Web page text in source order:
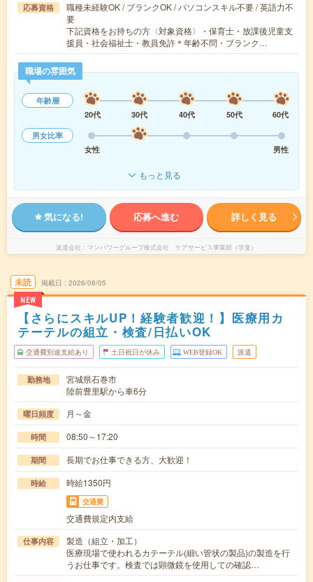
応募資格
職種未経験OK / ブランクOK / パソコンスキル不要 / 英語力不
要
下記資格をお持ちの方〈対象資格〉・保育士・放課後児童支
援員・社会福祉士・教員免許＊年齢不問・ブランク…
職場の雰囲気
年齢層
20代
30代 40代 50代
60代
男女比率
女性
男性
もっと見る
気になる! 応募へ進む 詳しく見る
派遣会社 マンパワーグループ株式会社 ケアサービス事業部（学童）
未読
NEW
掲載日 2026/08/05
【さらにスキルUP！経験者歓迎！】医療用カ
テーテルの組立・検査/日払いOK
交通費別途支給あり 土日祝日が休み WEB登録OK 派遣
勤務地
宮城県石巻市
陸前豊里駅から車6分
曜日頻度 月～金
時間 08:50～17:20
期間 長期でお仕事できる方、大歓迎！
時給 時給1350円
交通費
交通費規定内支給
仕事内容
製造（組立・加工）
医療現場で使われるカテーテル(細い管状の製品)の製造を行
うお仕事です。検査では顕微鏡を使用しての確認…